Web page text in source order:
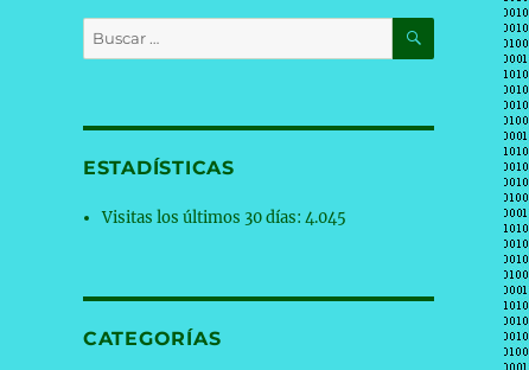
Buscar
por:
BUSCAR
ESTADÍSTICAS
Visitas los últimos 30 días:4.045
CATEGORÍAS